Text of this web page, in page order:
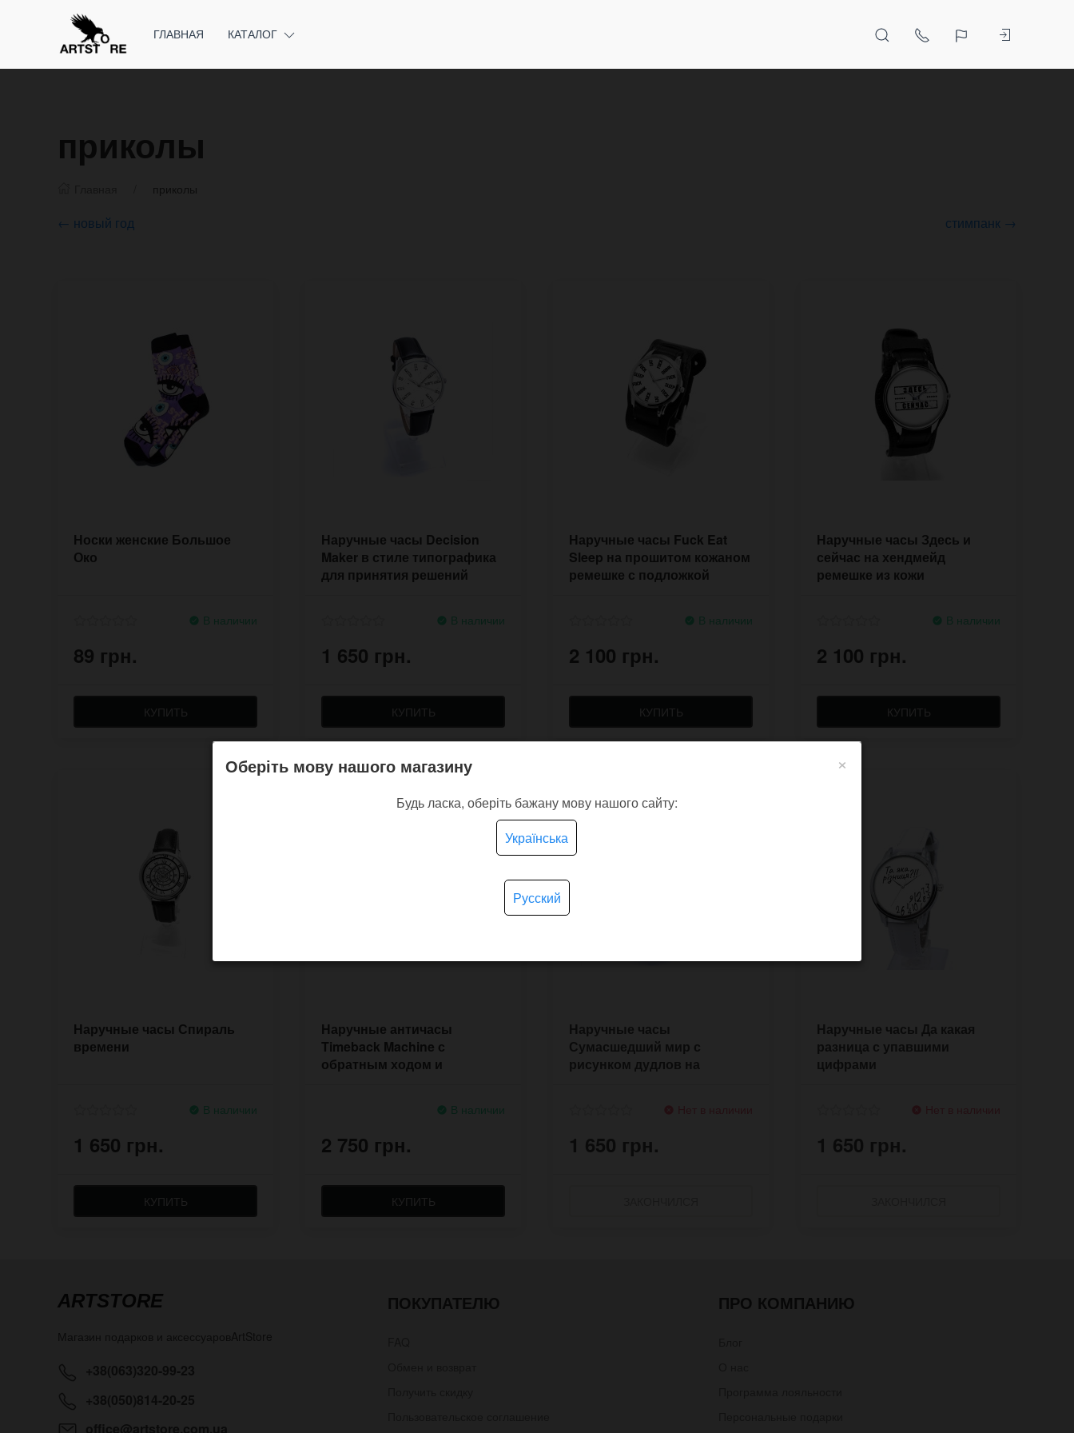
ГЛАВНАЯ КАТАЛОГ
приколы
приколы
стимпанк →
← новый год
Носки женские Большое
Око
В наличии
89 грн.
КУПИТЬ
Наручные часы Decision
Maker в стиле типографика
для принятия решений
В наличии
1 650 грн.
КУПИТЬ
Наручные часы Fuck Eat
Sleep на прошитом кожаном
ремешке с подложкой
В наличии
2 100 грн.
КУПИТЬ
Наручные часы Здесь и
сейчас на хендмейд
ремешке из кожи
В наличии
2 100 грн.
КУПИТЬ
Наручные часы Спираль
времени
В наличии
1 650 грн.
КУПИТЬ
Наручные античасы
Timeback Machine с
обратным ходом и
В наличии
2 750 грн.
КУПИТЬ
Наручные часы
Сумасшедший мир с
рисунком дудлов на
1 650 грн.
Наручные часы Да какая
разница с упавшими
цифрами
1 650 грн.
ARTSTORE ПОКУПАТЕЛЮ ПРО КОМПАНИЮ
×
Оберіть мову нашого магазину
Будь ласка, оберіть бажану мову нашого сайту:
Українська
Русский